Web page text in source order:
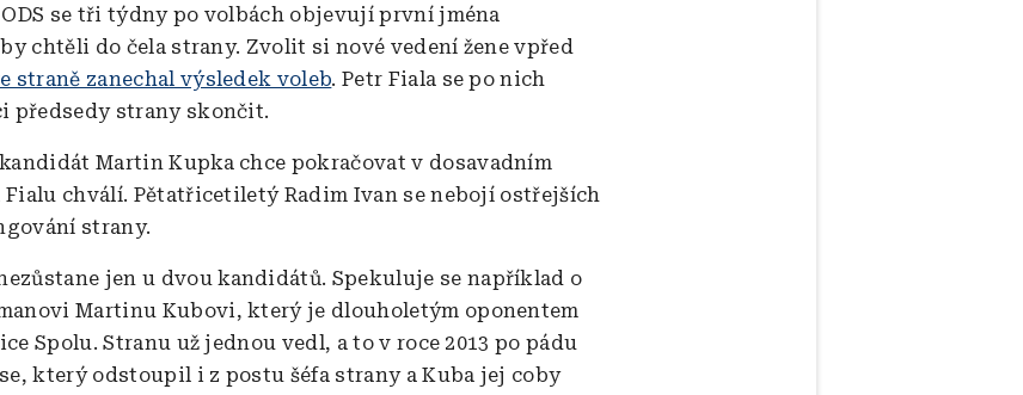
ODS se tři týdny po volbách objevují první jména
chtěli do čela strany. Zvolit si nové vedení žene vpřed
straně zanechal výsledek voleb. Petr Fiala se po nich
předsedy strany skončit.
Martin Kupka chce pokračovat v dosavadním
Fialu chválí. Pětatřicetiletý Radim Ivan se nebojí ostřejších
strany.
jen u dvou kandidátů. Spekuluje se například o
Martinu Kubovi, který je dlouholetým oponentem
Spolu. Stranu už jednou vedl, a to v roce 2013 po pádu
který odstoupil i z postu šéfa strany a Kuba jej coby